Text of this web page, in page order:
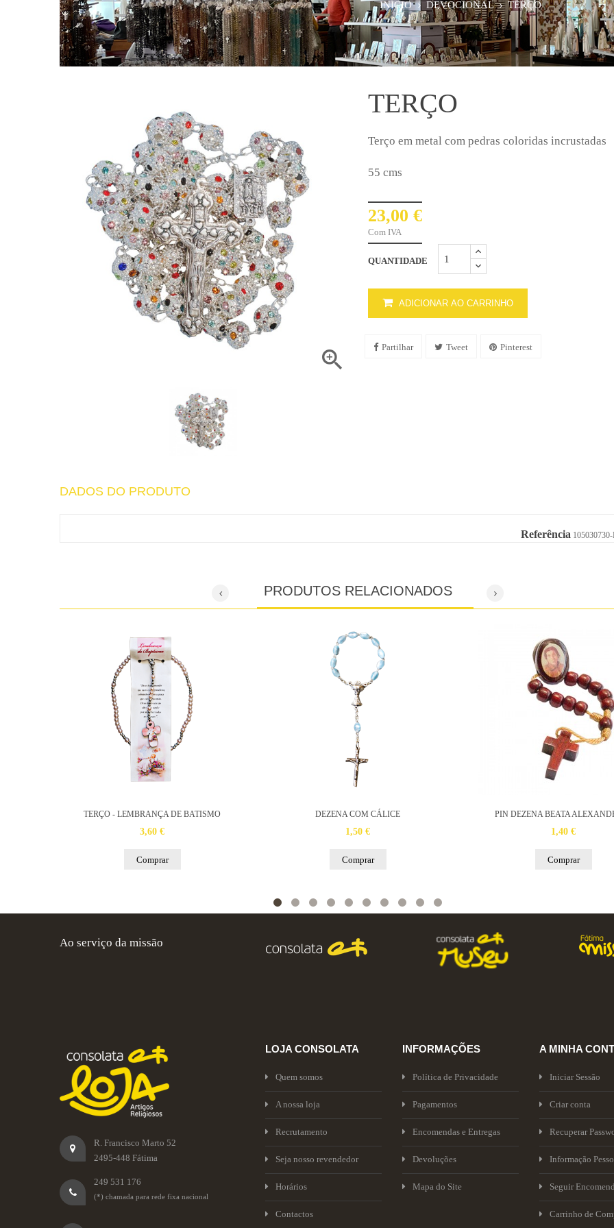
INÍCIO DEVOCIONAL TERÇO

TERÇO
Terço em metal com pedras coloridas incrustadas
55 cms
23,00 €
Com IVA
QUANTIDADE
ADICIONAR AO CARRINHO
Partilhar Tweet Pinterest
DADOS DO PRODUTO
Referência
PRODUTOS RELACIONADOS
TERÇO - LEMBRANÇA DE BATISMO
3,60 €
Comprar
DEZENA COM CÁLICE
1,50 €
Comprar
PIN DEZENA BEATA
1,40 €
Comprar
Ao serviço da missão
R. Francisco Marto 52
2495-448 Fátima
249 531 176
(*) chamada para rede fixa nacional
LOJA CONSOLATA
Quem somos
A nossa loja
Recrutamento
Seja nosso revendedor
Horários
Contactos
INFORMAÇÕES
Política de Privacidade
Pagamentos
Encomendas e Entregas
Devoluções
Mapa do Site
A MINHA
Iniciar Sessão
Criar conta
Recuperar
Informação
Seguir
Carrinho de